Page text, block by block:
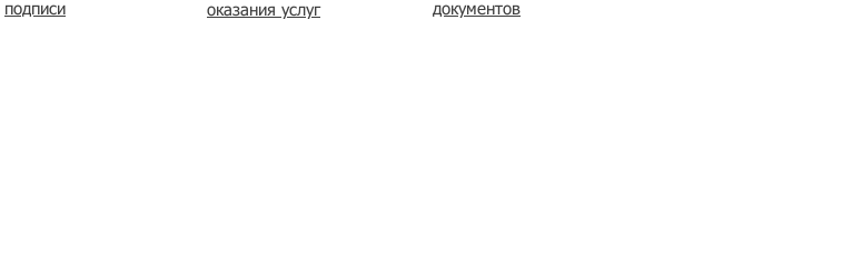
подписи
оказания услуг
документов